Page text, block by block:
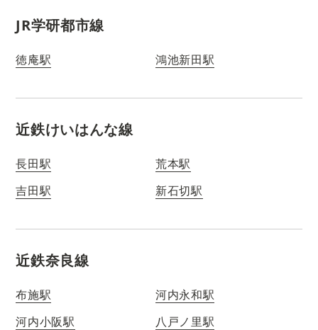
JR学研都市線
徳庵駅 鴻池新田駅
近鉄けいはんな線
長田駅
荒本駅
吉田駅
新石切駅
近鉄奈良線
布施駅
河内永和駅
河内小阪駅
八戸ノ里駅